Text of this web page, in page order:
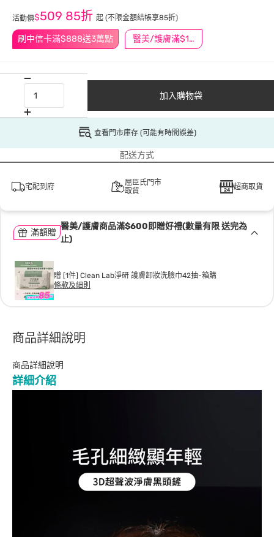
刷中信卡滿$888送3萬點 醫美/護膚滿$1200送$200
活動價$509 85折 起 (不限金額結帳享85折)
加入購物袋
查看門市庫存 (可能有時間誤差)
配送方式
宅配到府
屈臣氏門市
取貨
超商取貨
滿額贈
醫美/護膚商品滿$600即贈好禮(數量有限 送完為
止)
贈 [1件] Clean Lab淨研 護膚卸妝洗臉巾42抽-箱購
條款及細則
商品詳細說明
商品詳細說明
詳細介紹